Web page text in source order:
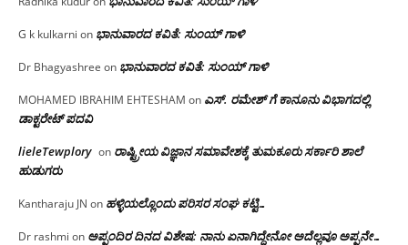
G k kulkarni on ಭಾನುವಾರದ ಕವಿತೆ: ಸುಂಯ್ ಗಾಳಿ
Dr Bhagyashree on ಭಾನುವಾರದ ಕವಿತೆ: ಸುಂಯ್ ಗಾಳಿ
MOHAMED IBRAHIM EHTESHAM on ಎಸ್. ರಮೇಶ್ ಗೆ ಕಾನೂನು ವಿಭಾಗದಲ್ಲಿ
ಡಾಕ್ಟರೇಟ್ ಪದವಿ
lieleTewplory on ರಾಷ್ಟ್ರೀಯ ವಿಜ್ಞಾನ ಸಮಾವೇಶಕ್ಕೆ‌ ತುಮಕೂರು ಸರ್ಕಾರಿ ಶಾಲೆ
ಹುಡುಗರು
Kantharaju JN on ಹಳ್ಳಿಯಲ್ಲೊಂದು ಪರಿಸರ ಸಂಘ ಕಟ್ಟಿ…
Dr rashmi on ಅಪ್ಪಂದಿರ ದಿನದ ವಿಶೇಷ: ನಾನು ಏನಾಗಿದ್ದೇನೋ‌ ಅದೆಲ್ಲವೂ ಅಪ್ಪನೇ…